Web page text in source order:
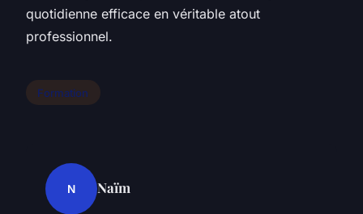
quotidienne efficace en véritable atout
professionnel.
Formation
N Naïm